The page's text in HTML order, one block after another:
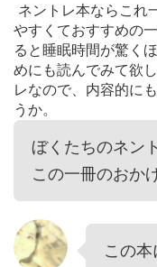
ネントレ本ならこれ
やすくておすすめの
ると睡眠時間が驚く
めにも読んでみて欲
レなので、内容的に
うか。
ぼくたちのネン
この一冊のおか
この